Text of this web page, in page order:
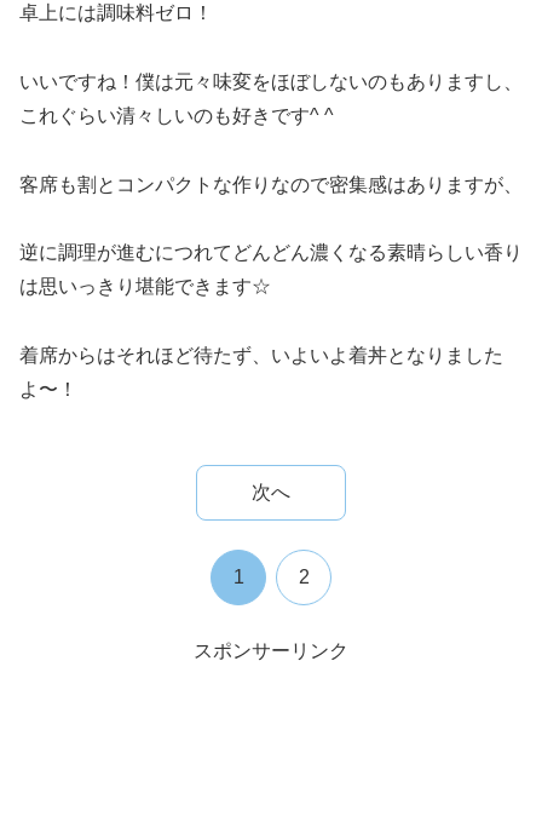
卓上には調味料ゼロ！
いいですね！僕は元々味変をほぼしないのもありますし、
これぐらい清々しいのも好きです^ ^
客席も割とコンパクトな作りなので密集感はありますが、
逆に調理が進むにつれてどんどん濃くなる素晴らしい香り
は思いっきり堪能できます☆
着席からはそれほど待たず、いよいよ着丼となりました
よ〜！
次へ
1 2
スポンサーリンク